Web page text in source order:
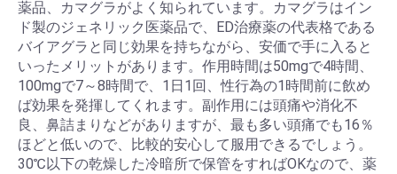
薬品、カマグラがよく知られています。カマグラはイン
ド製のジェネリック医薬品で、ED治療薬の代表格である
バイアグラと同じ効果を持ちながら、安価で手に入ると
いったメリットがあります。作用時間は50mgで4時間、
100mgで7～8時間で、1日1回、性行為の1時間前に飲め
ば効果を発揮してくれます。副作用には頭痛や消化不
良、鼻詰まりなどがありますが、最も多い頭痛でも16％
ほどと低いので、比較的安心して服用できるでしょう。
30℃以下の乾燥した冷暗所で保管をすればOKなので、薬